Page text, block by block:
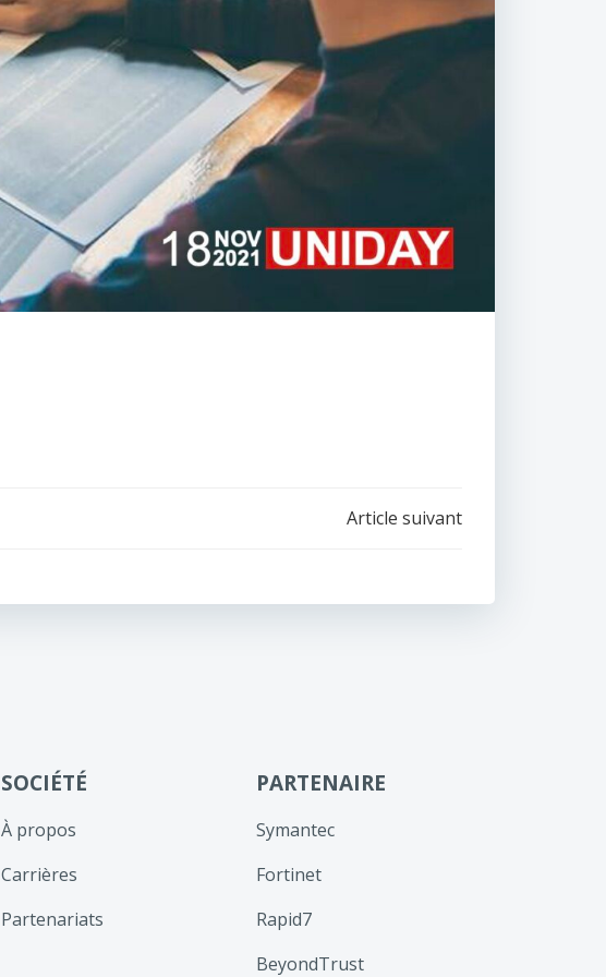
Article suivant
SOCIÉTÉ
À propos
Carrières
Partenariats
PARTENAIRE
Symantec
Fortinet
Rapid7
BeyondTrust